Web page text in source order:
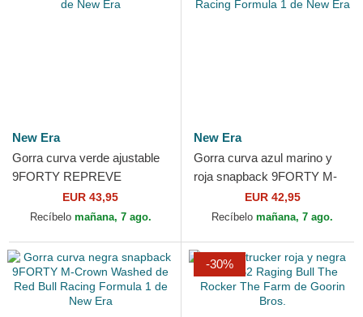
New Era
Gorra curva verde ajustable
9FORTY REPREVE
Wordmark de Red Bull
Racing Formula 1 de New
EUR 43,95
Recíbelo mañana, 7 ago.
New Era
Gorra curva azul marino y
roja snapback 9FORTY M-
Crown Visor Print de Red Bull
Racing Formula 1...
EUR 42,95
Recíbelo mañana, 7 ago.
-30%